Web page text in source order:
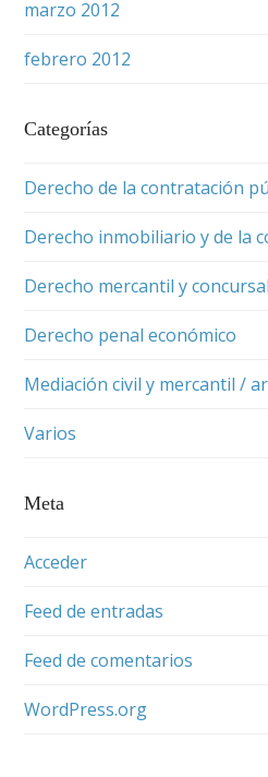
marzo 2012
febrero 2012
Categorías
Derecho de la contratación
Derecho inmobiliario y de la
Derecho mercantil y concursal
Derecho penal económico
Mediación civil y mercantil /
Varios
Meta
Acceder
Feed de entradas
Feed de comentarios
WordPress.org